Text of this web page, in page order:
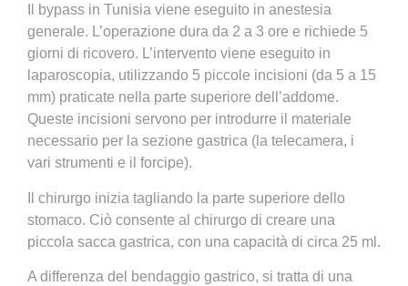
Il bypass in Tunisia viene eseguito in anestesia
generale. L’operazione dura da 2 a 3 ore e richiede 5
giorni di ricovero. L’intervento viene eseguito in
laparoscopia, utilizzando 5 piccole incisioni (da 5 a 15
mm) praticate nella parte superiore dell’addome.
Queste incisioni servono per introdurre il materiale
necessario per la sezione gastrica (la telecamera, i
vari strumenti e il forcipe).
Il chirurgo inizia tagliando la parte superiore dello
stomaco. Ciò consente al chirurgo di creare una
piccola sacca gastrica, con una capacità di circa 25 ml.
A differenza del bendaggio gastrico, si tratta di una